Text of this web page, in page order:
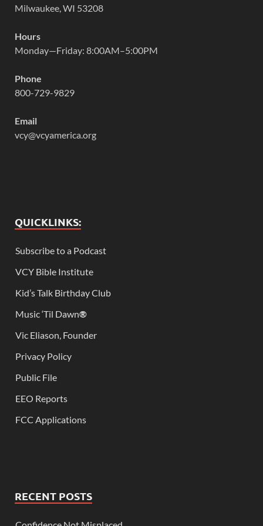
Milwaukee, WI 53208
Hours
Monday—Friday: 8:00AM–5:00PM
Phone
800-729-9829
Email
vcy@vcyamerica.org
QUICKLINKS:
Subscribe to a Podcast
VCY Bible Institute
Kid’s Talk Birthday Club
Music ‘Til Dawn®
Vic Eliason, Founder
Privacy Policy
Public File
EEO Reports
FCC Applications
RECENT POSTS